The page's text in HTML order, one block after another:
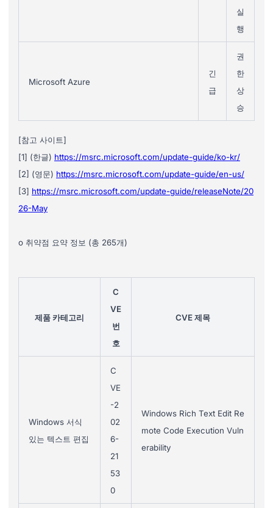
실
행
Microsoft Azure
긴
급
권
한
상
승
[참고 사이트]
[1] (한글) https://msrc.microsoft.com/update-guide/ko-kr/
[2] (영문) https://msrc.microsoft.com/update-guide/en-us/
[3] https://msrc.microsoft.com/update-guide/releaseNote/20
26-May
o 취약점 요약 정보 (총 265개)
제품 카테고리
C
VE
번
호
CVE 제목
Windows 서식
있는 텍스트 편집
C
VE
-2
02
6-
21
53
0
Windows Rich Text Edit Re
mote Code Execution Vuln
erability